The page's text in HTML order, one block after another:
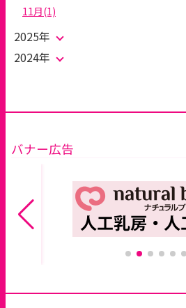
11月(1)
2025年
2024年
バナー広告